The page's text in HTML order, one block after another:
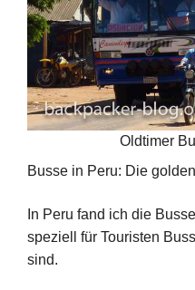
Oldtimer
Busse in Peru: Die
In Peru fand ich die
speziell für Touristen
sind.